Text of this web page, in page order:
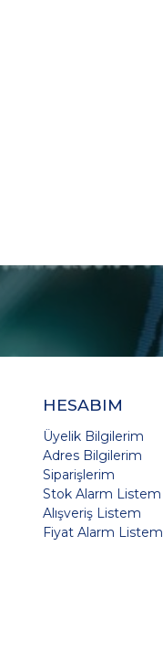
HESABIM
Üyelik Bilgilerim
Adres Bilgilerim
Siparişlerim
Stok Alarm Listem
Alışveriş Listem
Fiyat Alarm Listem